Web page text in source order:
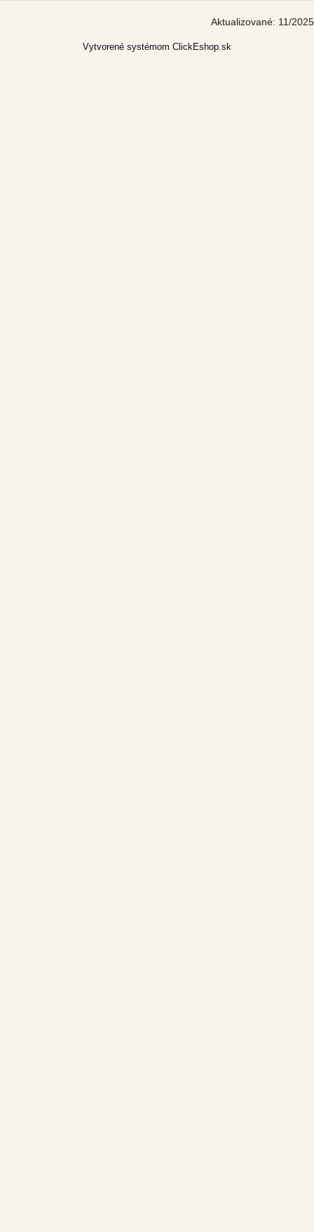
Aktualizované: 11/2025
Vytvorené systémom ClickEshop.sk